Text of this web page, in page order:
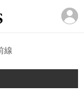
線